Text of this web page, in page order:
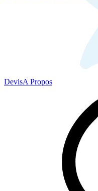
DevisA Propos